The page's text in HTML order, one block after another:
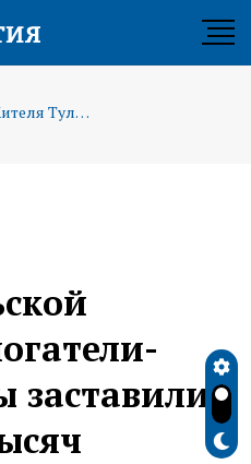
Жителя Тульской области вымогатели-рецидивисты заставили отдать 300 тысяч
заставили